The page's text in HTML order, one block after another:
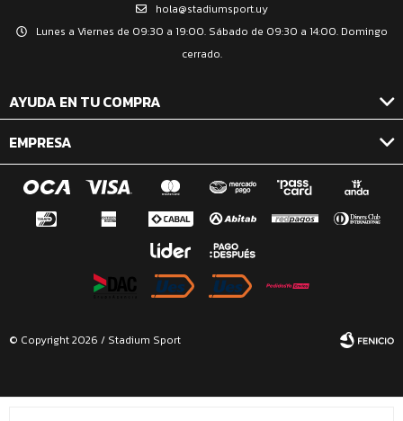
hola@stadiumsport.uy
Lunes a Viernes de 09:30 a 19:00. Sábado de 09:30 a 14:00. Domingo
cerrado.
AYUDA EN TU COMPRA
EMPRESA
© Copyright 2026 / Stadium Sport